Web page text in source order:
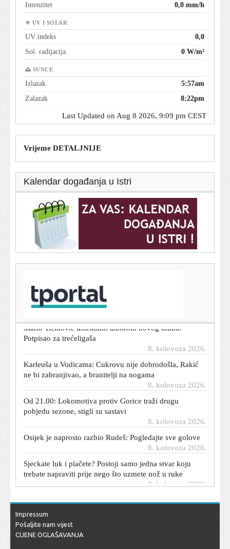
Intenzitet
0,0 mm/h
☀ UV I SOLAR
UV indeks
0,0
Sol. radijacija
0 W/m²
🌅 SUNCE
Izlazak
5:57am
Zalazak
8:22pm
Last Updated on Aug 8 2026, 9:09 pm CEST
Vrijeme DETALJNIJE
Kalendar događanja u Istri
Motociklist poginuo na Učki: Promet u prekidu
Potpisao za trećeligaša
ne bi zabranjivao, a branitelji na nogama
8. kolovoza 2026.
pobjedu sezone, stigli su sastavi
8. kolovoza 2026.
trebate napraviti prije nego što uzmete nož u ruke
8. kolovoza 2026.
finale Svjetskog prvenstva
Sopić nakon teškog poraza od Dinama stigao do važne
pobjede i preuzeo vrh tablice
Impressum
Pošaljite nam vijest
CIJENE OGLAŠAVANJA